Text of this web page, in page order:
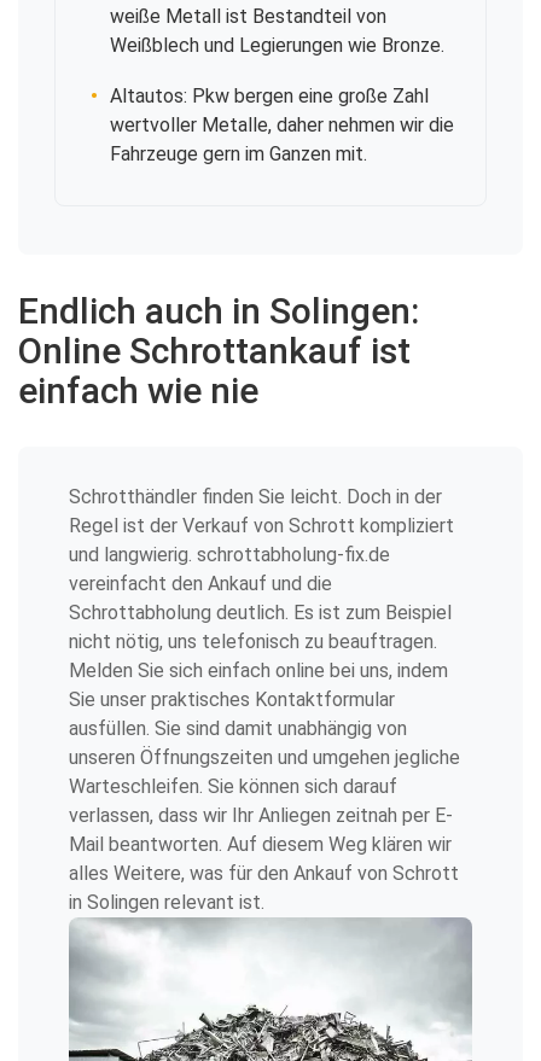
weiße Metall ist Bestandteil von
Weißblech und Legierungen wie Bronze.
Altautos: Pkw bergen eine große Zahl
wertvoller Metalle, daher nehmen wir die
Fahrzeuge gern im Ganzen mit.
Endlich auch in Solingen:
Online Schrottankauf ist
einfach wie nie
Schrotthändler finden Sie leicht. Doch in der
Regel ist der Verkauf von Schrott kompliziert
und langwierig. schrottabholung-fix.de
vereinfacht den Ankauf und die
Schrottabholung deutlich. Es ist zum Beispiel
nicht nötig, uns telefonisch zu beauftragen.
Melden Sie sich einfach online bei uns, indem
Sie unser praktisches Kontaktformular
ausfüllen. Sie sind damit unabhängig von
unseren Öffnungszeiten und umgehen jegliche
Warteschleifen. Sie können sich darauf
verlassen, dass wir Ihr Anliegen zeitnah per E-
Mail beantworten. Auf diesem Weg klären wir
alles Weitere, was für den Ankauf von Schrott
in Solingen relevant ist.